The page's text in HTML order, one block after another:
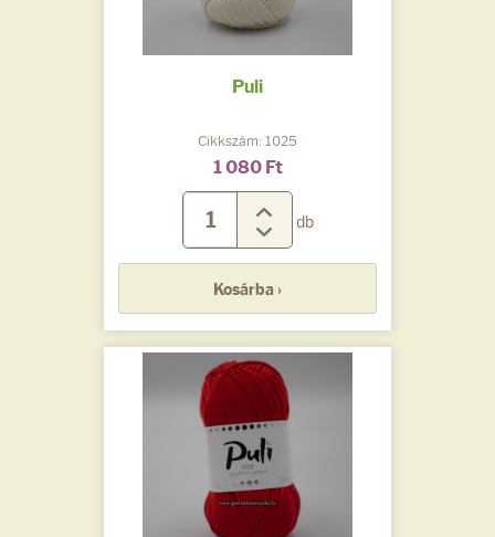
Puli
Cikkszám: 1025
1 080 Ft
db
Kosárba ›